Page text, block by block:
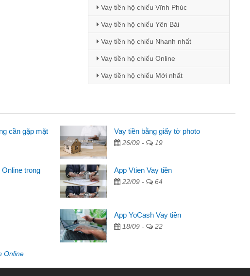
Vay tiền hộ chiếu Vĩnh Phúc
Vay tiền hộ chiếu Yên Bái
Vay tiền hộ chiếu Nhanh nhất
Vay tiền hộ chiếu Online
Vay tiền hộ chiếu Mới nhất
Lan - Sinh viên
Tôi biết đến thông qua quảng cáo trên facebook. Tôi là
viên nên cần đóng tiền nhà, sinh nhật bạn bè, mà đọc
thủ tục nhanh gọn nên tôi quyết định vay
Mất 2 tuần các ngân hàng không ai cho vay. Trong khi
có 2 triệu để giải quyết việc riêng, trong 1-2 ngày tôi trả
thôi. Cảm ơn đã giúp tôi kịp thời và nhanh chóng
cần gặp mặt Vay tiền bằng giấy tờ photo
26/09 - 19
trong
App Vtien Vay tiền
22/09 - 64
App YoCash Vay tiền
18/09 - 22
Online